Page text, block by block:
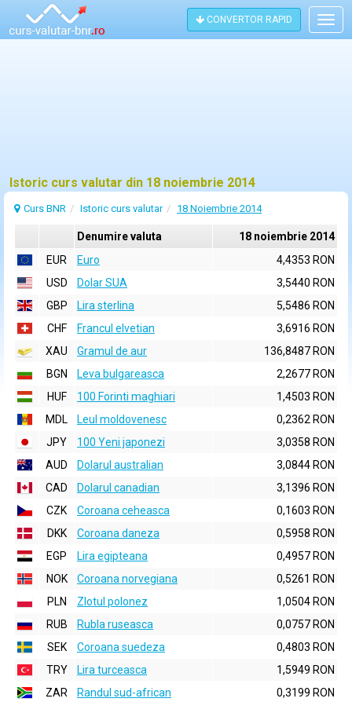
CONVERTOR RAPID
Istoric curs valutar din 18 noiembrie 2014
Curs BNR Istoric curs valutar 18 Noiembrie 2014
Denumire valuta
18 noiembrie 2014
EUR
Euro
4,4353 RON
USD
Dolar SUA
3,5440 RON
GBP
Lira sterlina
5,5486 RON
CHF
Francul elvetian
3,6916 RON
XAU
Gramul de aur
136,8487 RON
BGN
Leva bulgareasca
2,2677 RON
HUF
100 Forinti maghiari
1,4503 RON
MDL
Leul moldovenesc
0,2362 RON
JPY
100 Yeni japonezi
3,0358 RON
AUD
Dolarul australian
3,0844 RON
CAD
Dolarul canadian
3,1396 RON
CZK
Coroana ceheasca
0,1603 RON
DKK
Coroana daneza
0,5958 RON
EGP
Lira egipteana
0,4957 RON
NOK
Coroana norvegiana
0,5261 RON
PLN
Zlotul polonez
1,0504 RON
RUB
Rubla ruseasca
0,0757 RON
SEK
Coroana suedeza
0,4803 RON
TRY
Lira turceasca
1,5949 RON
ZAR
Randul sud-african
0,3199 RON